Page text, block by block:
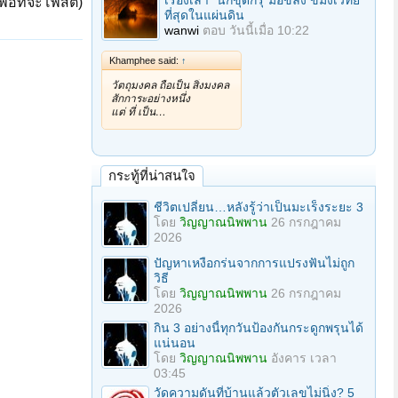
ที่สุดในแผ่นดิน
wanwi ตอบ วันนี้เมื่อ 10:22
Khamphee said: ↑
วัตถุมงคล ถือเป็น สิ่งมงคล
สักการะอย่างหนึ่ง
แต่ ที่ เป็น…
กระทู้ที่น่าสนใจ
ชีวิตเปลี่ยน…หลังรู้ว่าเป็นมะเร็งระยะ 3
โดย วิญญาณนิพพาน 26 กรกฎาคม
2026
ปัญหาเหงือกร่นจากการแปรงฟันไม่ถูก
วิธี
โดย วิญญาณนิพพาน 26 กรกฎาคม
2026
กิน 3 อย่างนี้ทุกวันป้องกันกระดูกพรุนได้
แน่นอน
โดย วิญญาณนิพพาน อังคาร เวลา
03:45
วัดความดันที่บ้านแล้วตัวเลขไม่นิ่ง? 5